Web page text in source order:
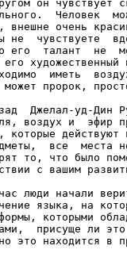
он чувствует
Человек
внешне очень
чувствуете
его  талант  не
иметь
может пророк,
Джелал-уд-Дин
воздух и  эфир
которые
все  места
то, что было
с вашим
люди начали
языка, на
которыми
присуще ли
это находится в